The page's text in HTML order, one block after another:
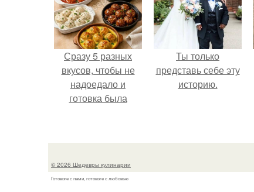
Сразу 5 разных
вкусов, чтобы не
надоедало и
готовка была
Ты только
представь себе эту
историю.
© 2026 Шедевры кулинарии
Готовьте с нами, готовьте с любовью